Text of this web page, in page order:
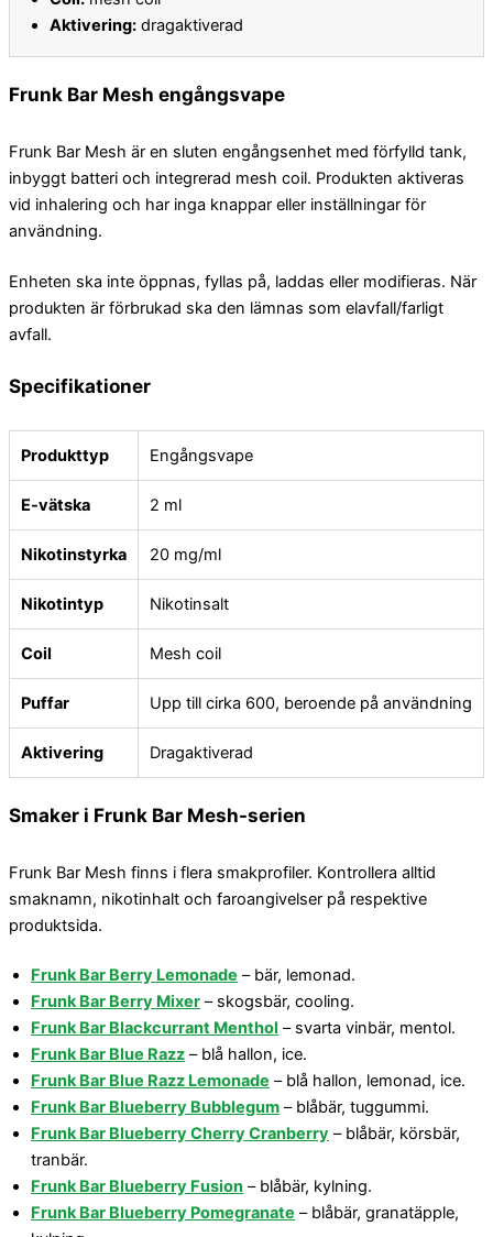
Aktivering: dragaktiverad
Frunk Bar Mesh engångsvape
Frunk Bar Mesh är en sluten engångsenhet med förfylld tank,
inbyggt batteri och integrerad mesh coil. Produkten aktiveras
vid inhalering och har inga knappar eller inställningar för
användning.
Enheten ska inte öppnas, fyllas på, laddas eller modifieras. När
produkten är förbrukad ska den lämnas som elavfall/farligt
avfall.
Specifikationer
Produkttyp Engångsvape
E-vätska 2 ml
Nikotinstyrka 20 mg/ml
Nikotintyp Nikotinsalt
Coil Mesh coil
Puffar Upp till cirka 600, beroende på användning
Aktivering Dragaktiverad
Smaker i Frunk Bar Mesh-serien
Frunk Bar Mesh finns i flera smakprofiler. Kontrollera alltid
smaknamn, nikotinhalt och faroangivelser på respektive
produktsida.
Frunk Bar Berry Lemonade – bär, lemonad.
Frunk Bar Berry Mixer – skogsbär, cooling.
Frunk Bar Blackcurrant Menthol – svarta vinbär, mentol.
Frunk Bar Blue Razz – blå hallon, ice.
Frunk Bar Blue Razz Lemonade – blå hallon, lemonad, ice.
Frunk Bar Blueberry Bubblegum – blåbär, tuggummi.
Frunk Bar Blueberry Cherry Cranberry – blåbär, körsbär,
tranbär.
Frunk Bar Blueberry Fusion – blåbär, kylning.
Frunk Bar Blueberry Pomegranate – blåbär, granatäpple,